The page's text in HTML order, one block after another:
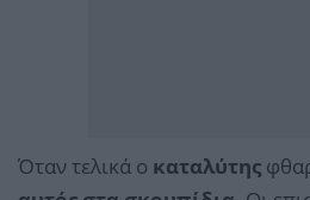
Όταν τελικά ο καταλύτης